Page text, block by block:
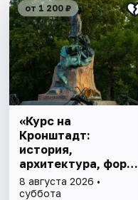
от 1 200 ₽
«Курс на
Кронштадт:
история,
архитектура, форты
с воды»
8 августа 2026 •
суббота